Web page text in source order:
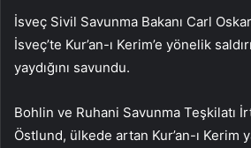
İsveç Sivil Savunma Bakanı Carl
İsveç’te Kur’an-ı Kerim’e yönelik
yaydığını savundu.
Bohlin ve Ruhani Savunma Teşkilatı
Östlund, ülkede artan Kur’an-ı Kerim